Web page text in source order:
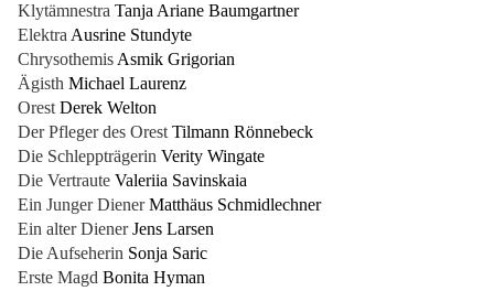
Klytämnestra Tanja Ariane Baumgartner
Elektra Ausrine Stundyte
Chrysothemis Asmik Grigorian
Ägisth Michael Laurenz
Orest Derek Welton
Der Pfleger des Orest Tilmann Rönnebeck
Die Schleppträgerin Verity Wingate
Die Vertraute Valeriia Savinskaia
Ein Junger DienerMatthäus Schmidlechner
Ein alter DienerJens Larsen
Die Aufseherin Sonja Saric
Erste Magd Bonita Hyman